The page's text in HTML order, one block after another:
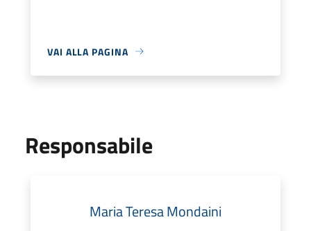
VAI ALLA PAGINA
Responsabile
Maria Teresa Mondaini